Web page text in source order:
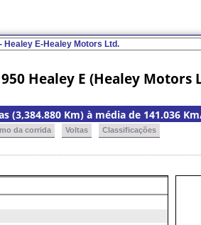
Healey E (Healey Motors
(3,384.880 Km) à média de 141.036
da corrida Voltas Classificações